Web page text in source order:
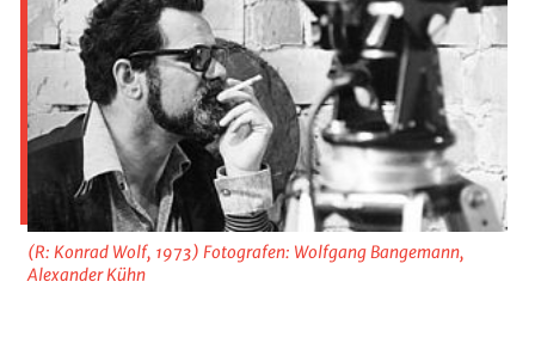
(R: Konrad Wolf, 1973) Fotografen: Wolfgang Bangemann,
Alexander Kühn